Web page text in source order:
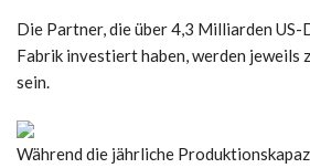
Die Partner, die über 4,3 Milliarden US-
Fabrik investiert haben, werden
sein.
Während die jährliche